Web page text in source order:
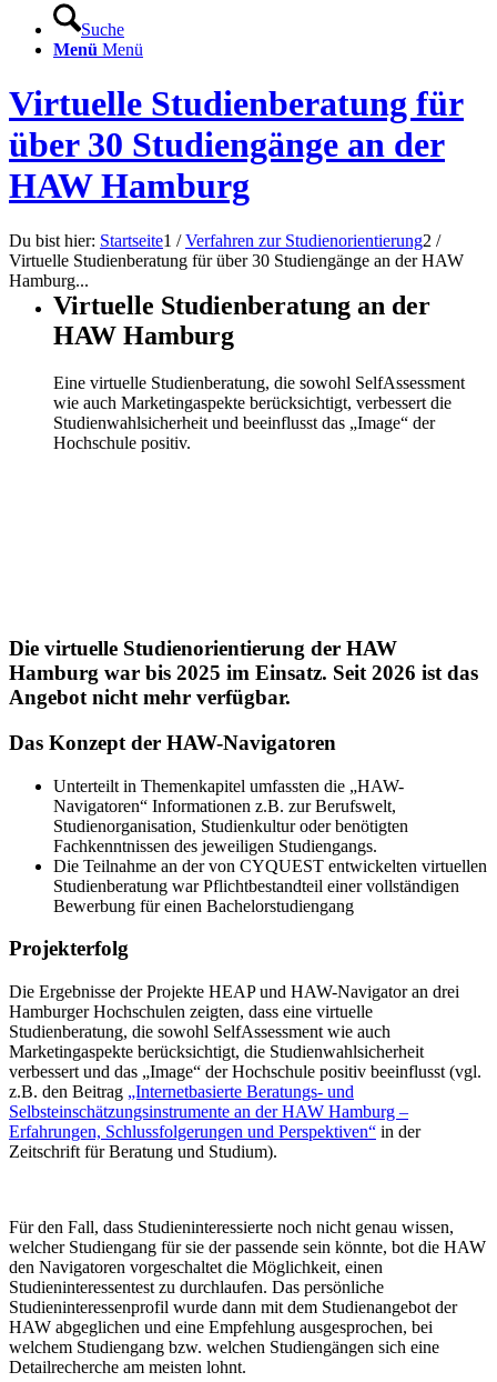
Suche
Menü Menü
Virtuelle Studienberatung für
über 30 Studiengänge an der
HAW Hamburg
Du bist hier: Startseite1 / Verfahren zur Studienorientierung2 /
Virtuelle Studienberatung für über 30 Studiengänge an der HAW
Hamburg...
Virtuelle Studienberatung an der
HAW Hamburg
Eine virtuelle Studienberatung, die sowohl SelfAssessment
wie auch Marketingaspekte berücksichtigt, verbessert die
Studienwahlsicherheit und beeinflusst das „Image“ der
Hochschule positiv.
Die virtuelle Studienorientierung der HAW
Hamburg war bis 2025 im Einsatz. Seit 2026 ist das
Angebot nicht mehr verfügbar.
Das Konzept der HAW-Navigatoren
Unterteilt in Themenkapitel umfassten die „HAW-
Navigatoren“ Informationen z.B. zur Berufswelt,
Studienorganisation, Studienkultur oder benötigten
Fachkenntnissen des jeweiligen Studiengangs.
Die Teilnahme an der von CYQUEST entwickelten virtuellen
Studienberatung war Pflichtbestandteil einer vollständigen
Bewerbung für einen Bachelorstudiengang
Projekterfolg
Die Ergebnisse der Projekte HEAP und HAW-Navigator an drei
Hamburger Hochschulen zeigten, dass eine virtuelle
Studienberatung, die sowohl SelfAssessment wie auch
Marketingaspekte berücksichtigt, die Studienwahlsicherheit
verbessert und das „Image“ der Hochschule positiv beeinflusst (vgl.
z.B. den Beitrag „Internetbasierte Beratungs- und
Selbsteinschätzungsinstrumente an der HAW Hamburg –
Erfahrungen, Schlussfolgerungen und Perspektiven“ in der
Zeitschrift für Beratung und Studium).
Für den Fall, dass Studieninteressierte noch nicht genau wissen,
welcher Studiengang für sie der passende sein könnte, bot die HAW
den Navigatoren vorgeschaltet die Möglichkeit, einen
Studieninteressentest zu durchlaufen. Das persönliche
Studieninteressenprofil wurde dann mit dem Studienangebot der
HAW abgeglichen und eine Empfehlung ausgesprochen, bei
welchem Studiengang bzw. welchen Studiengängen sich eine
Detailrecherche am meisten lohnt.